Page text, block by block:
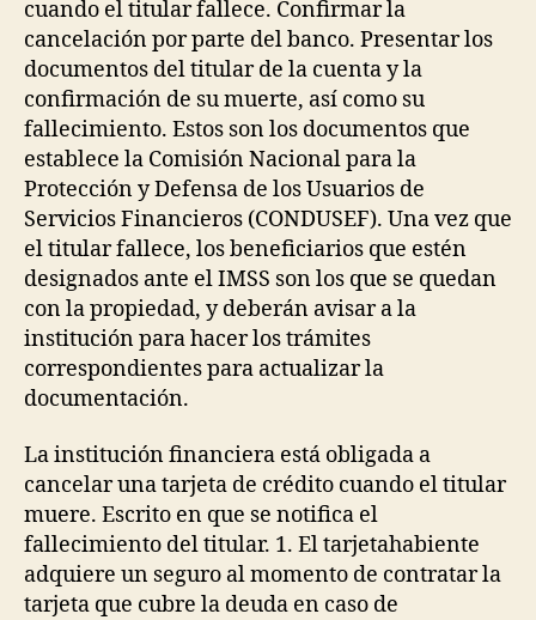
cuando el titular fallece. Confirmar la
cancelación por parte del banco. Presentar los
documentos del titular de la cuenta y la
confirmación de su muerte, así como su
fallecimiento. Estos son los documentos que
establece la Comisión Nacional para la
Protección y Defensa de los Usuarios de
Servicios Financieros (CONDUSEF). Una vez que
el titular fallece, los beneficiarios que estén
designados ante el IMSS son los que se quedan
con la propiedad, y deberán avisar a la
institución para hacer los trámites
correspondientes para actualizar la
documentación.
La institución financiera está obligada a
cancelar una tarjeta de crédito cuando el titular
muere. Escrito en que se notifica el
fallecimiento del titular. 1. El tarjetahabiente
adquiere un seguro al momento de contratar la
tarjeta que cubre la deuda en caso de